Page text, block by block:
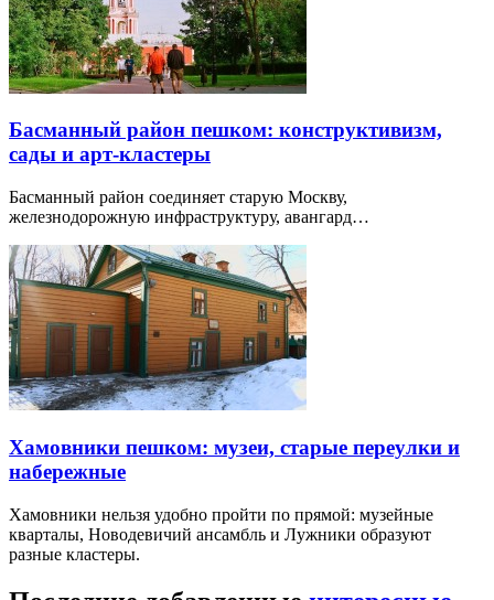
Басманный район пешком: конструктивизм,
сады и арт-кластеры
Басманный район соединяет старую Москву,
железнодорожную инфраструктуру, авангард…
Хамовники пешком: музеи, старые переулки и
набережные
Хамовники нельзя удобно пройти по прямой: музейные
кварталы, Новодевичий ансамбль и Лужники образуют
разные кластеры.